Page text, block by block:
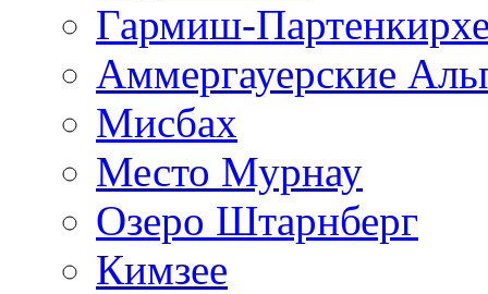
Гармиш-
Аммергауерские
Мисбах
Место Мурнау
Озеро Штарнберг
Кимзее